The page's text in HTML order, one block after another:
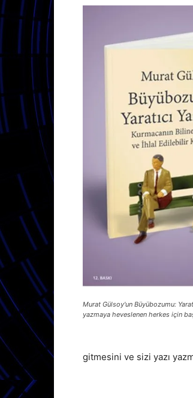
Murat Gülsoy'un Büyübozumu:
yazmaya heveslenen herkes için
gitmesini ve sizi yazı